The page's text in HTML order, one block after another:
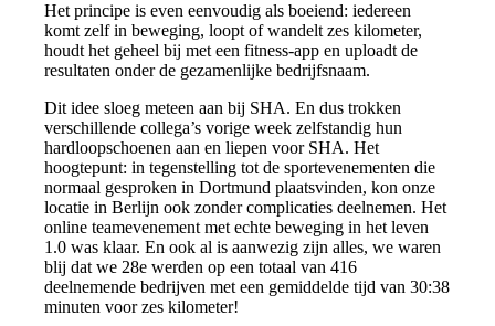
Het principe is even eenvoudig als boeiend: iedereen
komt zelf in beweging, loopt of wandelt zes kilometer,
houdt het geheel bij met een fitness-app en uploadt de
resultaten onder de gezamenlijke bedrijfsnaam.
Dit idee sloeg meteen aan bij SHA. En dus trokken
verschillende collega’s vorige week zelfstandig hun
hardloopschoenen aan en liepen voor SHA. Het
hoogtepunt: in tegenstelling tot de sportevenementen die
normaal gesproken in Dortmund plaatsvinden, kon onze
locatie in Berlijn ook zonder complicaties deelnemen. Het
online teamevenement met echte beweging in het leven
1.0 was klaar. En ook al is aanwezig zijn alles, we waren
blij dat we 28e werden op een totaal van 416
deelnemende bedrijven met een gemiddelde tijd van 30:38
minuten voor zes kilometer!